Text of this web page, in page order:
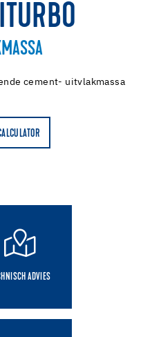
cement- uitvlakmassa
ADVIES